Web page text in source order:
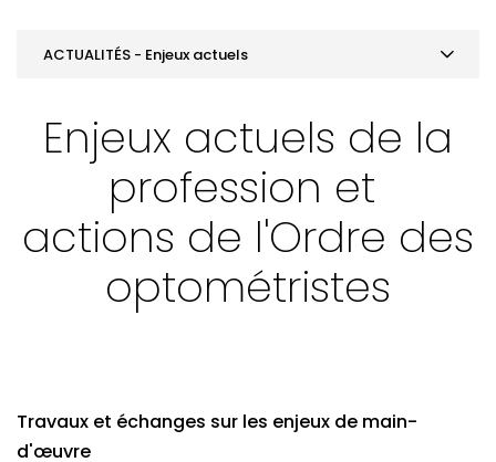
ACTUALITÉS - Enjeux actuels
ACTUALITÉS - Enjeux actuels
ACTUALITÉS - Élections au CA
ACTUALITÉS - Accès aux soins
VOTRE PRATIQUE - frais et copies de dossiers
VOTRE FORMATION CONTINUE - Mot du CPRO
Enjeux actuels de la
profession et
actions de l'Ordre des
optométristes
Travaux et échanges sur les enjeux de main-
d'œuvre